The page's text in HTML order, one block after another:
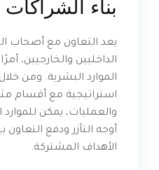
بناء الشراكات
يعد التعاون مع أصحاب
الداخليين والخارجيين،
الموارد البشرية. ومن
استراتيجية مع أقسام
والعمليات، يمكن
أوجه التآزر ودفع
الأهداف المشتركة.